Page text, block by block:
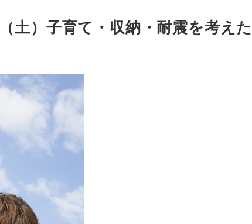
土）子育て・収納・耐震を考え